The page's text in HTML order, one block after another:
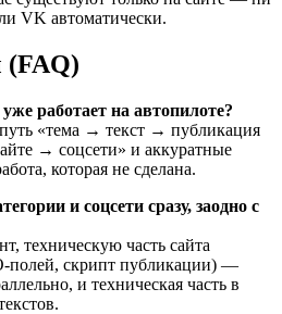
VK автоматически.
(FAQ)
работает на автопилоте?
«тема → текст → публикация
→ соцсети» и аккуратные
которая не сделана.
и соцсети сразу, заодно с
техническую часть сайта
полей, скрипт публикации) —
и техническая часть в